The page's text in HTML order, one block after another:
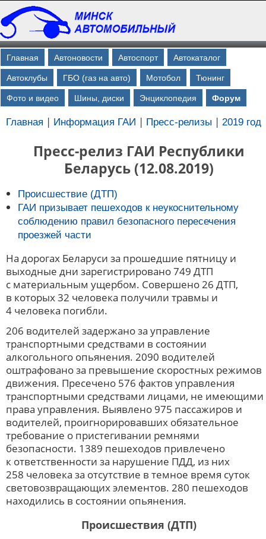
Главная Автоновости Автоспорт Автокаталог
Автоклубы ГБО (газ на авто) Мотобол Тюнинг
Фото и видео Шины, диски Энциклопедия Форум
Главная | Информация ГАИ | Пресс-релизы | 2019 год
Пресс-релиз ГАИ Республики
Беларусь (12.08.2019)
Происшествие (ДТП)
ГАИ призывает пешеходов к неукоснительному
соблюдению правил безопасного пересечения
проезжей части
На дорогах Беларуси за прошедшие пятницу и
выходные дни зарегистрировано 749 ДТП
с материальным ущербом. Совершено 26 ДТП,
в которых 32 человека получили травмы и
4 человека погибли.
206 водителей задержано за управление
транспортными средствами в состоянии
алкогольного опьянения. 2090 водителей
оштрафовано за превышение скоростных режимов
движения. Пресечено 576 фактов управления
транспортными средствами лицами, не имеющими
права управления. Выявлено 975 пассажиров и
водителей, проигнорировавших обязательное
требование о пристегивании ремнями
безопасности. 1389 пешеходов привлечено
к ответственности за нарушение ПДД, из них
258 человека за отсутствие в темное время суток
световозвращающих элементов. 280 пешеходов
находились в состоянии опьянения.
Происшествия (ДТП)